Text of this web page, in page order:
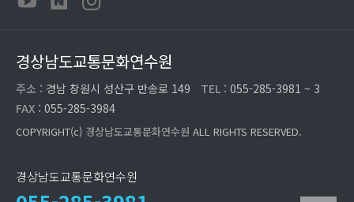
경상남도교통문화연수원
주소 : 경남 창원시 성산구 반송로 149 TEL : 055-285-3981 ~ 3
FAX : 055-285-3984
COPYRIGHT(c) 경상남도교통문화연수원 ALL RIGHTS RESERVED.
경상남도교통문화연수원